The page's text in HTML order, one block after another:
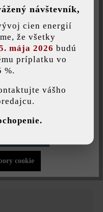
cookie, aby vám ponúkla
cookie
návštevník,
cien energií
že všetky
mája 2026 budú
príplatku vo
%.
vášho